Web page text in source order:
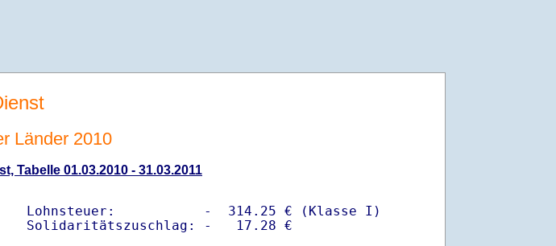
Länder 2010
Tabelle 01.03.2010 - 31.03.2011
Lohnsteuer:           -  314.25 € (Klasse I)
Solidaritätszuschlag: -   17.28 €